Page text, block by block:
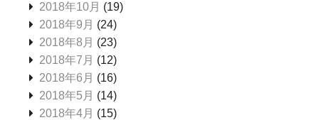
2018年10月 (19)
2018年9月 (24)
2018年8月 (23)
2018年7月 (12)
2018年6月 (16)
2018年5月 (14)
2018年4月 (15)